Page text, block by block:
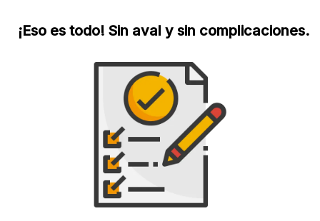
¡Eso es todo! Sin aval y sin complicaciones.